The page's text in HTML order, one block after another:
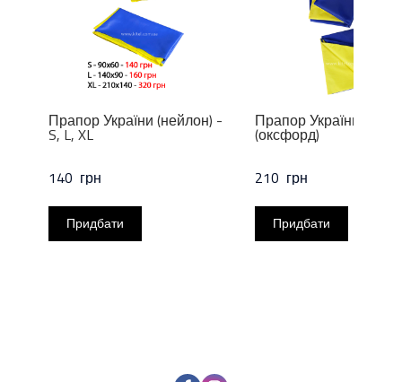
Прапор України (нейлон) -
S, L, XL
140  грн
Придбати
Прапор України
(оксфорд)
210  грн
Придбати